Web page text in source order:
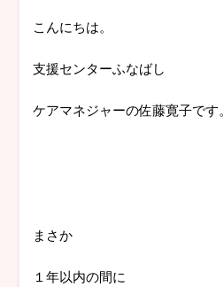
こんにちは。
支援センターふなばし
ケアマネジャーの佐藤寛子です。
まさか
１年以内の間に